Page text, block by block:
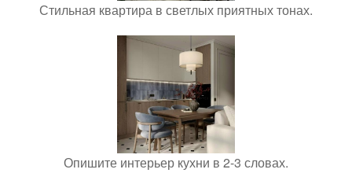
Стильная квартира в светлых приятных тонах.
Опишите интерьер кухни в 2-3 словах.